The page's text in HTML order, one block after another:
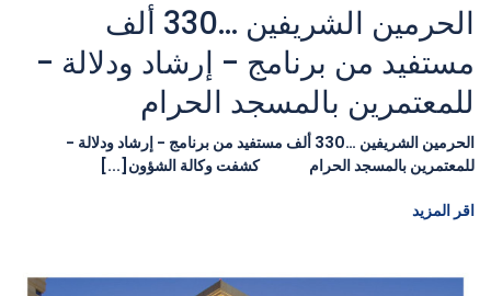
الحرمين الشريفين …330 ألف
مستفيد من برنامج - إرشاد ودلالة -
للمعتمرين بالمسجد الحرام
الحرمين الشريفين …330 ألف مستفيد من برنامج - إرشاد ودلالة -
للمعتمرين بالمسجد الحرام كشفت وكالة الشؤون[...]
اقر المزيد